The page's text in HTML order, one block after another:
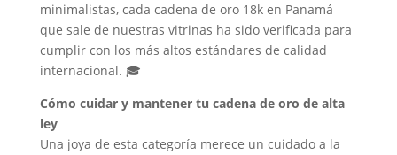
minimalistas, cada cadena de oro 18k en Panamá
que sale de nuestras vitrinas ha sido verificada para
cumplir con los más altos estándares de calidad
internacional. 🎓
Cómo cuidar y mantener tu cadena de oro de alta
ley
Una joya de esta categoría merece un cuidado a la